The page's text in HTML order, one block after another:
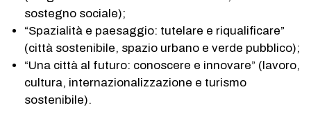
sostegno sociale);
“Spazialità e paesaggio: tutelare e riqualificare”
(città sostenibile, spazio urbano e verde pubblico);
“Una città al futuro: conoscere e innovare” (lavoro,
cultura, internazionalizzazione e turismo
sostenibile).